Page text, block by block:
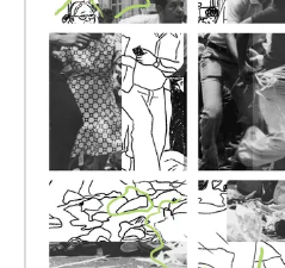
oriente, frente a Catedral Duración: 05:48 minutos 3\.
El momento cuando el tiempo paró
calle oriente, a un costado
de San Salvador Duración: 5:26 minutos 4\. El
poema Ubicación: centro de plaza Gerardo Barrios,
junto a la estatua